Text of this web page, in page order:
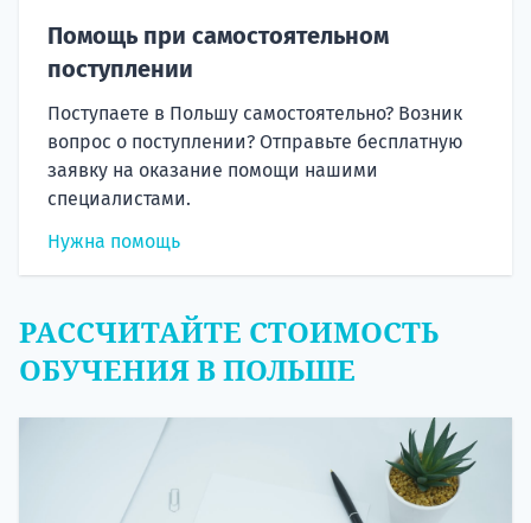
Помощь при самостоятельном
поступлении
Поступаете в Польшу самостоятельно? Возник
вопрос о поступлении? Отправьте бесплатную
заявку на оказание помощи нашими
специалистами.
Нужна помощь
РАССЧИТАЙТЕ СТОИМОСТЬ
ОБУЧЕНИЯ В ПОЛЬШЕ